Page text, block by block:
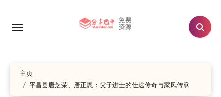
主页
平昌县唐芝荣、唐正恩：父子进士的仕途传奇与家风传承